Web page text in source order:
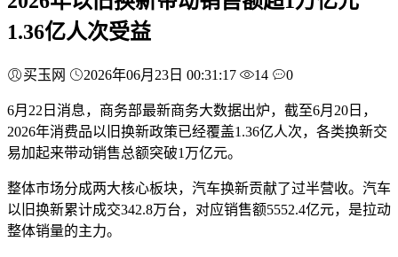
1.36亿人次受益
买玉网 2026年06月23日 00:31:17 14 0
6月22日消息，商务部最新商务大数据出炉，截至6月20日，
2026年消费品以旧换新政策已经覆盖1.36亿人次，各类换新交
易加起来带动销售总额突破1万亿元。
整体市场分成两大核心板块，汽车换新贡献了过半营收。汽车
以旧换新累计成交342.8万台，对应销售额5552.4亿元，是拉动
整体销量的主力。